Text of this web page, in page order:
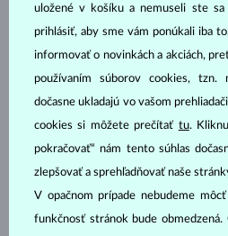
Ako kombinovať ear
náušnicami?
nosia ako doplnok k náušniciam,
napichovačkám aj visiacim
nosiť aj samostatne a zámerne ich
tipy na zaujímavé kombinácie:
uložené v košíku a nemuseli ste
prihlásiť, aby sme vám ponúkali iba
informovať o novinkách a akciách,
používaním súborov cookies, tzn.
dočasne ukladajú vo vašom
cookies si môžete prečítať tu.
pokračovať“ nám tento súhlas
zlepšovať a sprehľadňovať naše
V opačnom prípade nebudeme
funkčnosť stránok bude